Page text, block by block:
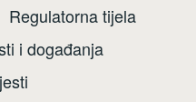
Regulatorna tijela
i događanja